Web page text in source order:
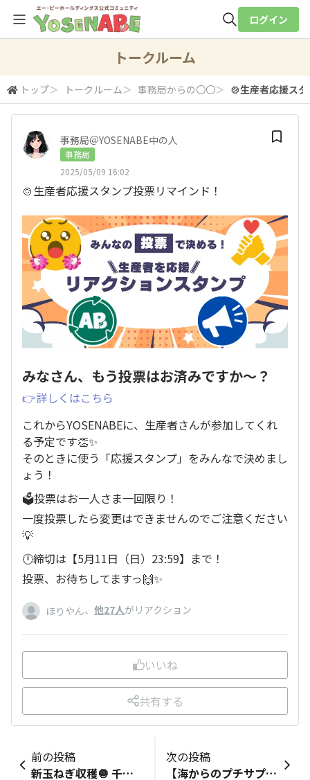
検索
ログイン
トークルーム
トップ＞ トークルーム＞ 事務局からの〇〇＞ 🍲生産者応援ス
事務局＠YOSENABE中の人
事務局
2025/05/09 16:02
🍲生産者応援スタンプ投票リマインド！
みなさん、もう投票はお済みですか〜？
👉詳しくはこちら
これからYOSENABEに、生産者さんが参加してくれ
る予定です👏✨
そのときに使う「応援スタンプ」をみんなで決めまし
ょう！
🗳️投票はお一人さま一回限り！
一度投票したら変更はできませんのでご注意ください
💡
🕛締切は【5月11日（日）23:59】まで！
投票、お待ちしてますっ🙌✨
ほりやん、 他27人がリアクション
いいね
共有する
前の投稿
新玉ねぎ収穫🧅 千葉県白子町に来ています。 炭火焼鳥塚田農場で使用する新玉ねぎを 収穫してきました！ 玉ねぎの収穫初めてしました！ サクサク抜けて楽しかったです！ 店着までお楽しみにお待ちください🙇🏻‍♂️ 現場からは以上です🫡
次の投稿
【海からのプチサプライズ！】 昨日、刺身盛りのアズキバイ貝を仕込んでいると、 そこにはビックリ！ ちいさなヤドカリさんが！ 漁師にも見つからず、遥々お店まで到着するとは！ 海や自然のものを扱っているとたまにこんなこともあるんですね！ そこが面白い！☺️